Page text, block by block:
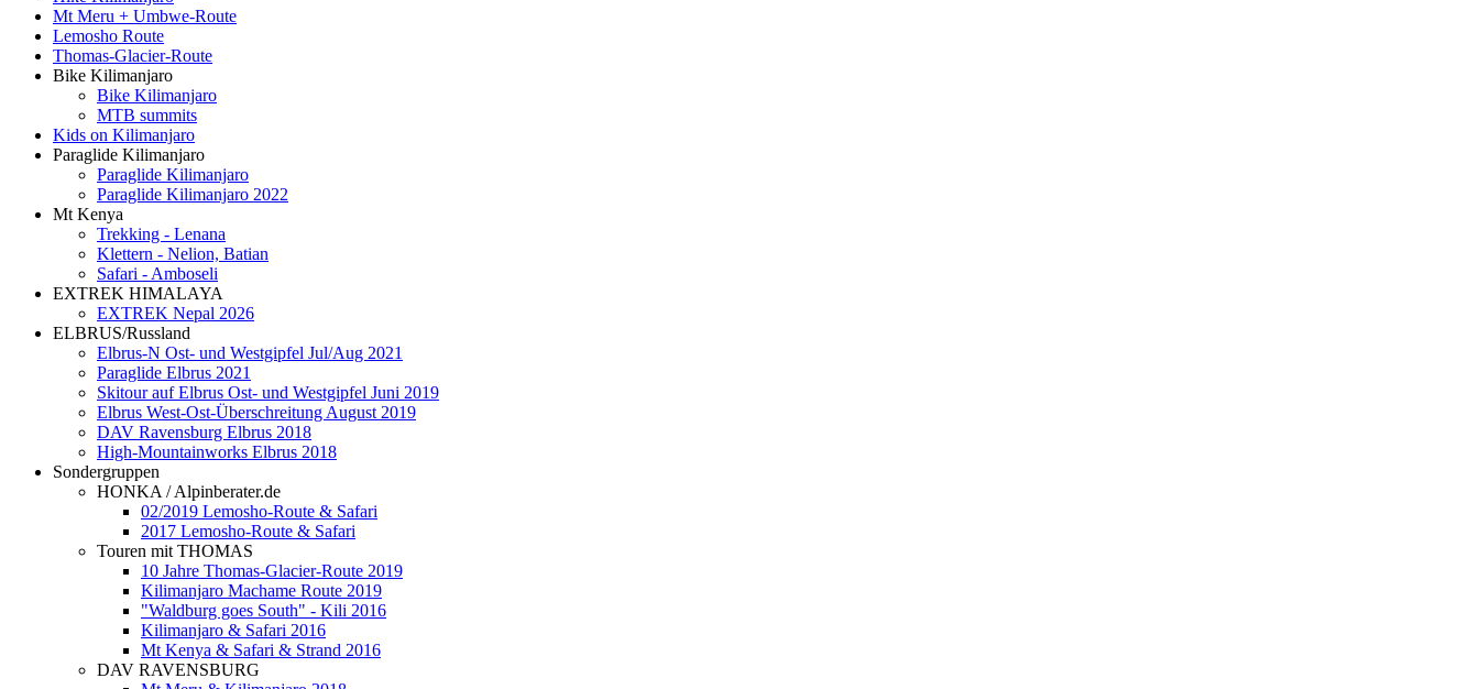
Mt Meru + Umbwe-Route
Lemosho Route
Thomas-Glacier-Route
Bike Kilimanjaro
Bike Kilimanjaro
MTB summits
Kids on Kilimanjaro
Paraglide Kilimanjaro
Paraglide Kilimanjaro
Paraglide Kilimanjaro 2022
Mt Kenya
Trekking - Lenana
Klettern - Nelion, Batian
Safari - Amboseli
EXTREK HIMALAYA
EXTREK Nepal 2026
ELBRUS/Russland
Elbrus-N Ost- und Westgipfel Jul/Aug 2021
Paraglide Elbrus 2021
Skitour auf Elbrus Ost- und Westgipfel Juni 2019
Elbrus West-Ost-Überschreitung August 2019
DAV Ravensburg Elbrus 2018
High-Mountainworks Elbrus 2018
Sondergruppen
HONKA / Alpinberater.de
02/2019 Lemosho-Route & Safari
2017 Lemosho-Route & Safari
Touren mit THOMAS
10 Jahre Thomas-Glacier-Route 2019
Kilimanjaro Machame Route 2019
"Waldburg goes South" - Kili 2016
Kilimanjaro & Safari 2016
Mt Kenya & Safari & Strand 2016
DAV RAVENSBURG